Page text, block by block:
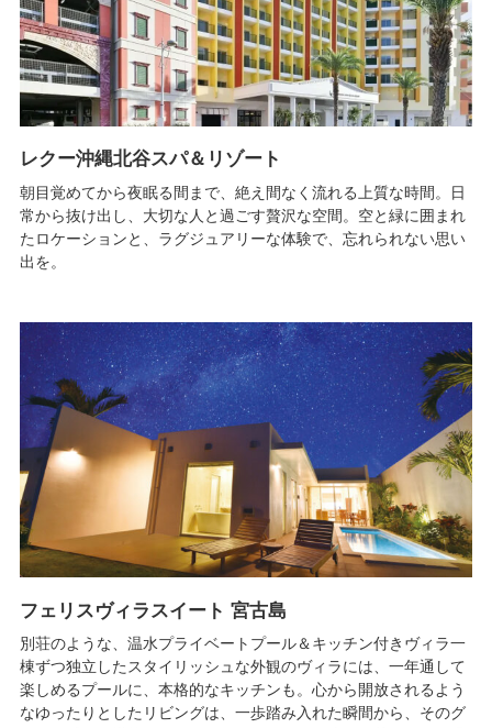
レクー沖縄北谷スパ＆リゾート
朝目覚めてから夜眠る間まで、絶え間なく流れる上質な時間。日
常から抜け出し、大切な人と過ごす贅沢な空間。空と緑に囲まれ
たロケーションと、ラグジュアリーな体験で、忘れられない思い
出を。
フェリスヴィラスイート 宮古島
別荘のような、温水プライベートプール＆キッチン付きヴィラ一
棟ずつ独立したスタイリッシュな外観のヴィラには、一年通して
楽しめるプールに、本格的なキッチンも。心から開放されるよう
なゆったりとしたリビングは、一歩踏み入れた瞬間から、そのグ